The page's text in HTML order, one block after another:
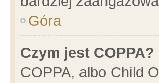
Góra
Czym jest COPPA?
COPPA, albo Child